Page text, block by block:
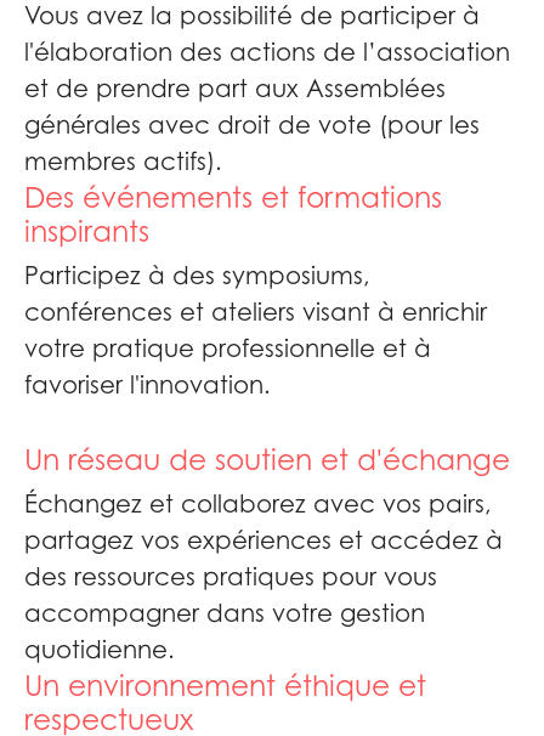
Vous avez la possibilité de participer à
l'élaboration des actions de l’association
et de prendre part aux Assemblées
générales avec droit de vote (pour les
membres actifs).
Des événements et formations
inspirants
Participez à des symposiums,
conférences et ateliers visant à enrichir
votre pratique professionnelle et à
favoriser l'innovation.
Un réseau de soutien et d'échange
Échangez et collaborez avec vos pairs,
partagez vos expériences et accédez à
des ressources pratiques pour vous
accompagner dans votre gestion
quotidienne.
Un environnement éthique et
respectueux